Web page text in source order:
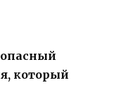
который